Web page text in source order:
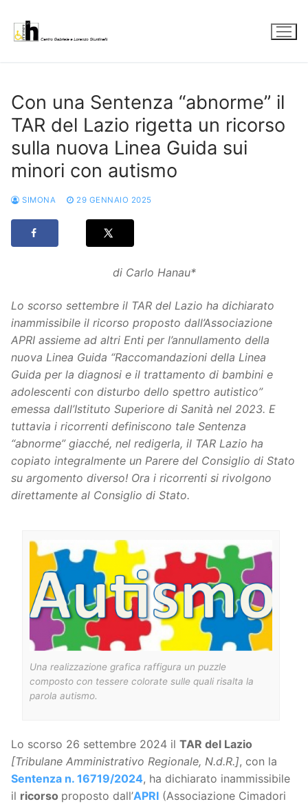
contenuto
Con una Sentenza “abnorme” il
TAR del Lazio rigetta un ricorso
sulla nuova Linea Guida sui
minori con autismo
SIMONA 29 GENNAIO 2025
di Carlo Hanau*
Lo scorso settembre il TAR del Lazio ha dichiarato
inammissibile il ricorso proposto dall’Associazione
APRI assieme ad altri Enti per l’annullamento della
nuova Linea Guida “Raccomandazioni della Linea
Guida per la diagnosi e il trattamento di bambini e
adolescenti con disturbo dello spettro autistico”
emessa dall’Istituto Superiore di Sanità nel 2023. E
tuttavia i ricorrenti definiscono tale Sentenza
“abnorme” giacché, nel redigerla, il TAR Lazio ha
copiato integralmente un Parere del Consiglio di Stato
su argomento diverso! Ora i ricorrenti si rivolgono
direttamente al Consiglio di Stato.
Una realizzazione grafica raffigura un puzzle
composto con tessere colorate sulle quali risalta la
parola autismo.
Lo scorso 26 settembre 2024 il TAR del Lazio
[Tribulane Amministrativo Regionale, N.d.R.], con la
Sentenza n. 16719/2024, ha dichiarato inammissibile
il ricorso proposto dall’APRI (Associazione Cimadori